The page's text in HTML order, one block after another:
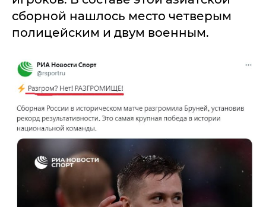
сборной нашлось место четверым
полицейским и двум военным.